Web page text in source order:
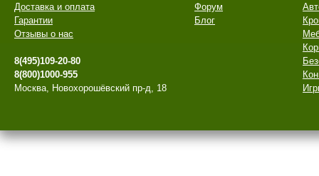
Доставка и оплата
Гарантии
Отзывы о нас
8(495)109-20-80
8(800)1000-955
Москва, Новохорошёвский пр-д, 18
Форум
Блог